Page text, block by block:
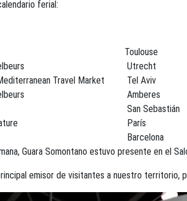
ferial:
Toulouse
Utrecht
Travel Market
Tel Aviv
Amberes
San Sebastián
París
Barcelona
Guara Somontano estuvo presente en el
emisor de visitantes a nuestro